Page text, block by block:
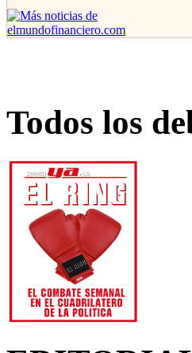
Todos los